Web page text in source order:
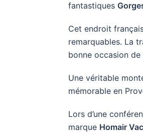
fantastiques
Cet endroit
remarquables. La
bonne occasion
Une véritable
mémorable en
Lors d’une
marque Homair